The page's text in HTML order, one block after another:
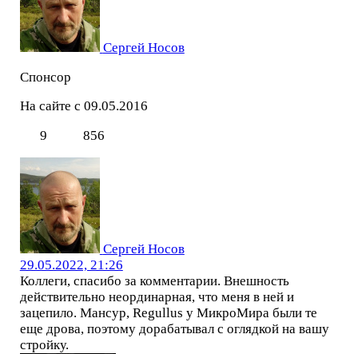
Сергей Носов
Спонсор
На сайте с 09.05.2016
9
856
Сергей Носов
29.05.2022, 21:26
Коллеги, спасибо за комментарии. Внешность
действительно неординарная, что меня в ней и
зацепило. Мансур, Regullus у МикроМира были те
еще дрова, поэтому дорабатывал с оглядкой на вашу
стройку.